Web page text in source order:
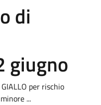
di
giugno
per rischio
...